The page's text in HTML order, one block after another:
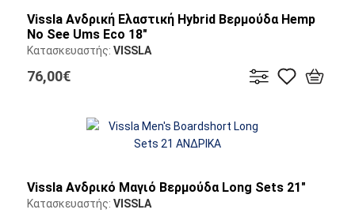
Vissla Ανδρική Ελαστική Hybrid Βερμούδα Hemp
No See Ums Eco 18"
Κατασκευαστής: VISSLA
76,00€
Vissla Ανδρικό Μαγιό Βερμούδα Long Sets 21"
Κατασκευαστής: VISSLA